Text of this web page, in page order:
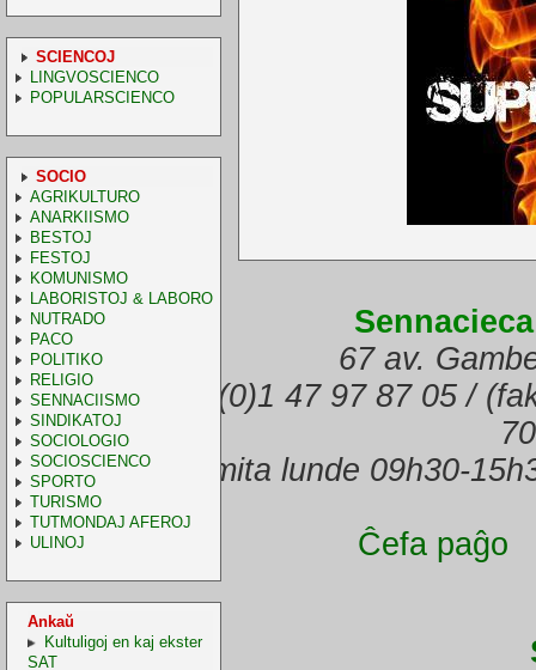
SCIENCOJ
LINGVOSCIENCO
POPULARSCIENCO
SOCIO
AGRIKULTURO
ANARKIISMO
BESTOJ
FESTOJ
KOMUNISMO
LABORISTOJ & LABORO
NUTRADO
PACO
POLITIKO
RELIGIO
SENNACIISMO
SINDIKATOJ
SOCIOLOGIO
SOCIOSCIENCO
SPORTO
TURISMO
TUTMONDAJ AFEROJ
ULINOJ
Ankaŭ
Kultuligoj en kaj ekster
SAT
67 av.
(telefono) +33.(0)1 47 97 87 05 /
Oficejo malfermita lunde 09h30-
Ĉefa paĝo